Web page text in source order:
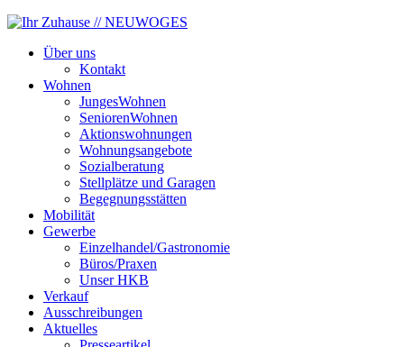
Über uns
Kontakt
Wohnen
JungesWohnen
SeniorenWohnen
Aktionswohnungen
Wohnungsangebote
Sozialberatung
Stellplätze und Garagen
Begegnungsstätten
Mobilität
Gewerbe
Einzelhandel/Gastronomie
Büros/Praxen
Unser HKB
Verkauf
Ausschreibungen
Aktuelles